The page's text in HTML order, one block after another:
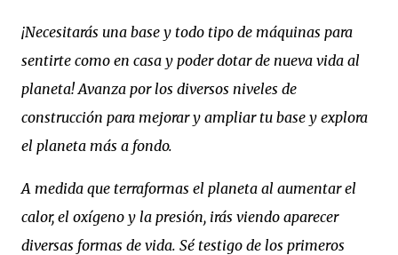
¡Necesitarás una base y todo tipo de máquinas para
sentirte como en casa y poder dotar de nueva vida al
planeta! Avanza por los diversos niveles de
construcción para mejorar y ampliar tu base y explora
el planeta más a fondo.
A medida que terraformas el planeta al aumentar el
calor, el oxígeno y la presión, irás viendo aparecer
diversas formas de vida. Sé testigo de los primeros